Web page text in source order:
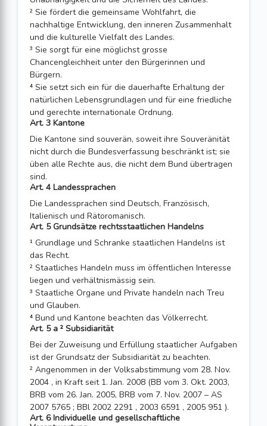
² Sie fördert die gemeinsame Wohlfahrt, die
nachhaltige Entwicklung, den inneren Zusammenhalt
und die kulturelle Vielfalt des Landes.
³ Sie sorgt für eine möglichst grosse
Chancengleichheit unter den Bürgerinnen und
Bürgern.
⁴ Sie setzt sich ein für die dauerhafte Erhaltung der
natürlichen Lebensgrundlagen und für eine friedliche
und gerechte internationale Ordnung.
Art. 3 Kantone
Die Kantone sind souverän, soweit ihre Souveränität
nicht durch die Bundesverfas­sung beschränkt ist; sie
üben alle Rechte aus, die nicht dem Bund übertragen
sind.
Art. 4 Landessprachen
Die Landessprachen sind Deutsch, Französisch,
Italienisch und Rätoromanisch.
Art. 5 Grundsätze rechtsstaatlichen Handelns
¹ Grundlage und Schranke staatlichen Handelns ist
das Recht.
² Staatliches Handeln muss im öffentlichen Interesse
liegen und verhältnismässig sein.
³ Staatliche Organe und Private handeln nach Treu
und Glauben.
⁴ Bund und Kantone beachten das Völkerrecht.
Art. 5 a ² Subsidiarität
Bei der Zuweisung und Erfüllung staatlicher Aufgaben
ist der Grundsatz der Subsidiarität zu beachten.
² Angenommen in der Volksabstimmung vom 28. Nov.
2004 , in Kraft seit 1. Jan. 2008 (BB vom 3. Okt. 2003,
BRB vom 26. Jan. 2005, BRB vom 7. Nov. 2007 – AS
2007 5765 ; BBl 2002 2291 , 2003 6591 , 2005 951 ).
Art. 6 Individuelle und gesellschaftliche